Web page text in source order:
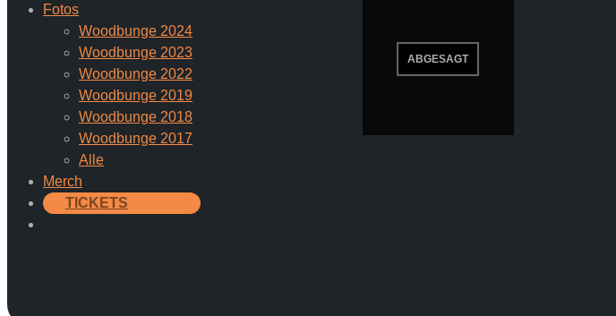
Fotos
Woodbunge 2024
Woodbunge 2023
Woodbunge 2022
Woodbunge 2019
Woodbunge 2018
Woodbunge 2017
Alle
Merch
TICKETS